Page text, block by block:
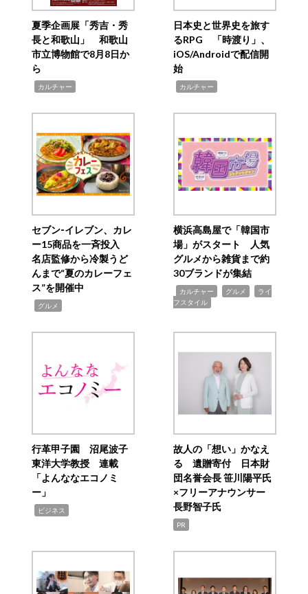
夏季企画展「秀吉・秀
長と和歌山」 和歌山
市立博物館で8月8日か
ら
カルチャー
日本史と世界史を旅す
るRPG 「時渡り」、
iOS/Androidで配信開
始
カルチャー
セブン‐イレブン、カレ
ー15商品を一斉投入
名店監修から冷製うど
んまで“夏のカレーフェ
ス”を開催中
グルメ
横浜高島屋で「韓国市
場」がスタート 人気
グルメから雑貨まで約
30ブランドが集結
カルチャー グルメ
ライ
フスタイル
行革甲子園 沼尾波子
東洋大学教授 連載
「よんななエコノミ
ー」
ビジネス
故人の「想い」かなえ
る 遺贈寄付 日本財
団名誉会長 笹川陽平氏
×フリーアナウンサー
長野智子氏
PR